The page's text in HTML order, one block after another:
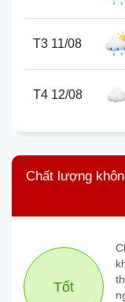
T3 11/08
T4 12/08
Chất lượng
Tốt